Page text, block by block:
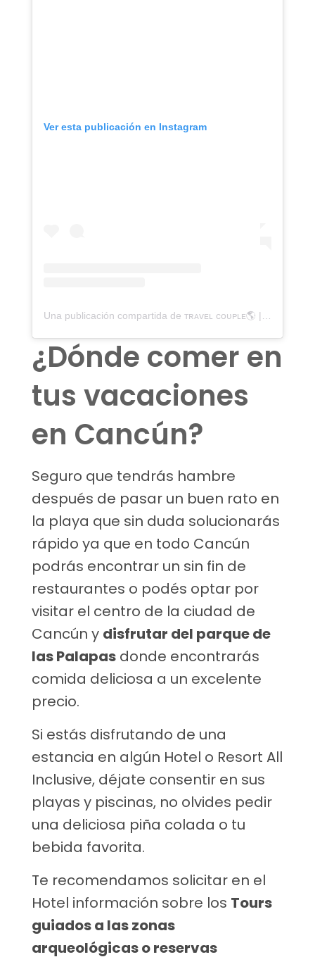
Ver esta publicación en Instagram
¿Dónde comer en
tus vacaciones
en Cancún?
Seguro que tendrás hambre
después de pasar un buen rato en
la playa que sin duda solucionarás
rápido ya que en todo Cancún
podrás encontrar un sin fin de
restaurantes o podés optar por
visitar el centro de la ciudad de
Cancún y disfrutar del parque de
las Palapas donde encontrarás
comida deliciosa a un excelente
precio.
Si estás disfrutando de una
estancia en algún Hotel o Resort All
Inclusive, déjate consentir en sus
playas y piscinas, no olvides pedir
una deliciosa piña colada o tu
bebida favorita.
Te recomendamos solicitar en el
Hotel información sobre los Tours
guiados a las zonas
arqueológicas o reservas